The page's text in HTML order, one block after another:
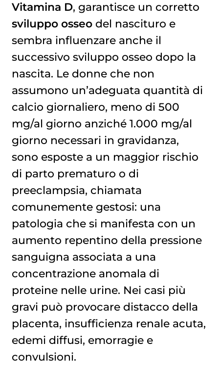
Vitamina D, garantisce un corretto
sviluppo osseodel nascituro e
sembra influenzare anche il
successivo sviluppo osseo dopo la
nascita. Le donne che non
assumono un’adeguata quantità di
calcio giornaliero, meno di 500
mg/al giorno anziché 1.000 mg/al
giorno necessari in gravidanza,
sono esposte a un maggior rischio
di parto prematuro o di
preeclampsia, chiamata
comunemente gestosi: una
patologia che si manifesta con un
aumento repentino della pressione
sanguigna associata a una
concentrazione anomala di
proteine nelle urine. Nei casi più
gravi può provocare distacco della
placenta, insufficienza renale acuta,
edemi diffusi, emorragie e
convulsioni.